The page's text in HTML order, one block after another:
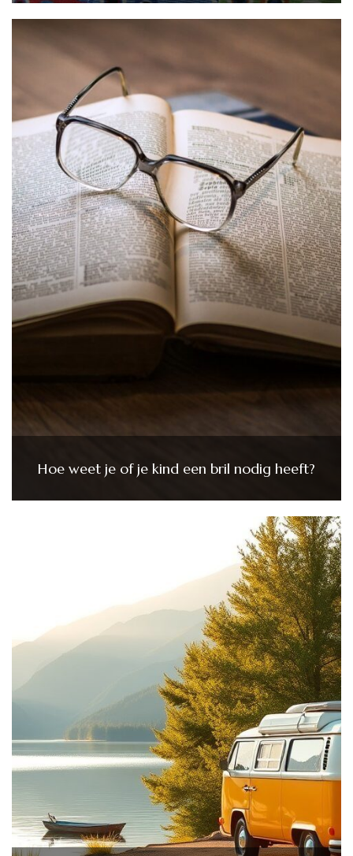
Hoe weet je of je kind een bril nodig heeft?